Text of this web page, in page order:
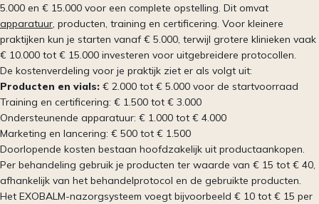
5.000 en € 15.000 voor een complete opstelling. Dit omvat
apparatuur , producten, training en certificering. Voor kleinere
praktijken kun je starten vanaf € 5.000, terwijl grotere klinieken vaak
€ 10.000 tot € 15.000 investeren voor uitgebreidere protocollen.
De kostenverdeling voor je praktijk ziet er als volgt uit:
Producten en vials: € 2.000 tot € 5.000 voor de startvoorraad
Training en certificering: € 1.500 tot € 3.000
Ondersteunende apparatuur: € 1.000 tot € 4.000
Marketing en lancering: € 500 tot € 1.500
Doorlopende kosten bestaan hoofdzakelijk uit productaankopen.
Per behandeling gebruik je producten ter waarde van € 15 tot € 40,
afhankelijk van het behandelprotocol en de gebruikte producten.
Het EXOBALM-nazorgsysteem voegt bijvoorbeeld € 10 tot € 15 per